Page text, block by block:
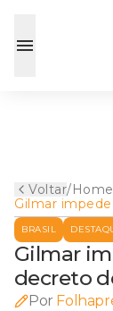
Voltar/Home
Gilmar
derrubem
sobre armas
BRASIL
Gilmar
decreto
Por